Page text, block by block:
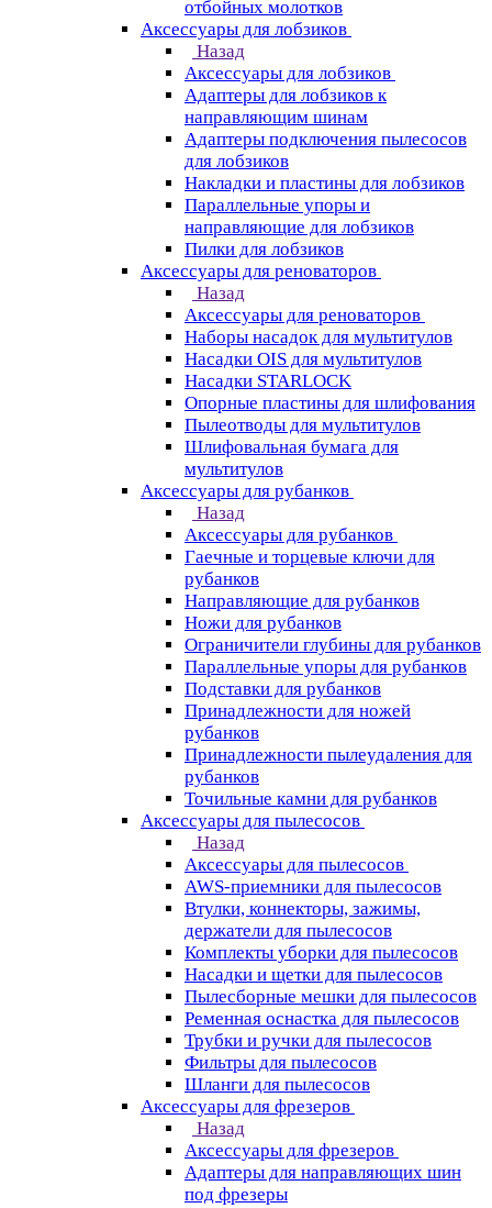
отбойных молотков
Аксессуары для лобзиков
Назад
Аксессуары для лобзиков
Адаптеры для лобзиков к
направляющим шинам
Адаптеры подключения пылесосов
для лобзиков
Накладки и пластины для лобзиков
Параллельные упоры и
направляющие для лобзиков
Пилки для лобзиков
Аксессуары для реноваторов
Назад
Аксессуары для реноваторов
Наборы насадок для мультитулов
Насадки OIS для мультитулов
Насадки STARLOCK
Опорные пластины для шлифования
Пылеотводы для мультитулов
Шлифовальная бумага для
мультитулов
Аксессуары для рубанков
Назад
Аксессуары для рубанков
Гаечные и торцевые ключи для
рубанков
Направляющие для рубанков
Ножи для рубанков
Ограничители глубины для рубанков
Параллельные упоры для рубанков
Подставки для рубанков
Принадлежности для ножей
рубанков
Принадлежности пылеудаления для
рубанков
Точильные камни для рубанков
Аксессуары для пылесосов
Назад
Аксессуары для пылесосов
AWS-приемники для пылесосов
Втулки, коннекторы, зажимы,
держатели для пылесосов
Комплекты уборки для пылесосов
Насадки и щетки для пылесосов
Пылесборные мешки для пылесосов
Ременная оснастка для пылесосов
Трубки и ручки для пылесосов
Фильтры для пылесосов
Шланги для пылесосов
Аксессуары для фрезеров
Назад
Аксессуары для фрезеров
Адаптеры для направляющих шин
под фрезеры